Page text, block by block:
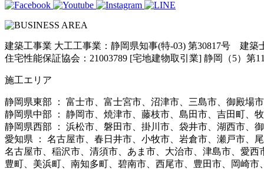
建築工事業 大工工事業：静岡県知事(特-03) 第30817号 建築
住宅性能保証協会：21003789 [宅地建物取引業] 静岡（5）第
施工エリア
静岡県東部 ： 富士市、富士宮市、沼津市、三島市、御殿場
静岡県中部 ： 静岡市、焼津市、藤枝市、島田市、吉田町、
静岡県西部 ： 浜松市、磐田市、掛川市、袋井市、湖西市、
愛知県 ： 名古屋市、春日井市、小牧市、岩倉市、瀬戸市、
名古屋市、稲沢市、清須市、あま市、大治市、津島市、愛
豊町、美浜町、南知多町、碧南市、西尾市、豊田市、岡崎市